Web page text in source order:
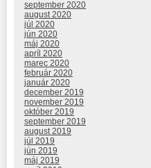
september 2020
august 2020
júl 2020
jún 2020
máj 2020
apríl 2020
marec 2020
február 2020
január 2020
december 2019
november 2019
október 2019
september 2019
august 2019
júl 2019
jún 2019
máj 2019